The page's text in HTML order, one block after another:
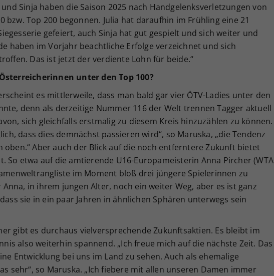
Sinja haben die Saison 2025 nach Handgelenksverletzungen von
bzw. Top 200 begonnen. Julia hat daraufhin im Frühling eine 21
gefeiert, auch Sinja hat gut gespielt und sich weiter und
haben im Vorjahr beachtliche Erfolge verzeichnet und sich
Das ist jetzt der verdiente Lohn für beide.“
unter den Top 100?
es mittlerweile, dass man bald gar vier ÖTV-Ladies unter den
denn als derzeitige Nummer 116 der Welt trennen Tagger aktuell
sich gleichfalls erstmalig zu diesem Kreis hinzuzählen zu können.
dass dies demnächst passieren wird“, so Maruska, „die Tendenz
oben.“ Aber auch der Blick auf die noch entferntere Zukunft bietet
So etwa auf die amtierende U16-Europameisterin Anna Pircher (WTA
im Moment bloß drei jüngere Spielerinnen zu
Anna, in ihrem jungen Alter, noch ein weiter Weg, aber es ist ganz
sie in ein paar Jahren in ähnlichen Sphären unterwegs sein
gibt es durchaus vielversprechende Zukunftsaktien. Es bleibt im
also weiterhin spannend. „Ich freue mich auf die nächste Zeit. Das
Entwicklung bei uns im Land zu sehen. Auch als ehemalige
sehr“, so Maruska. „Ich fiebere mit allen unseren Damen immer